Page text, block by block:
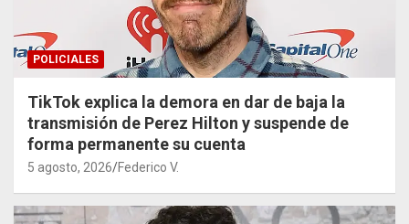
POLICIALES
TikTok explica la demora en dar de baja la
transmisión de Perez Hilton y suspende de
forma permanente su cuenta
5 agosto, 2026 Federico V.